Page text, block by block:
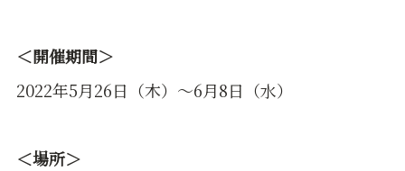
＜開催期間＞
2022年5月26日（木）～6月8日（水）
＜場所＞